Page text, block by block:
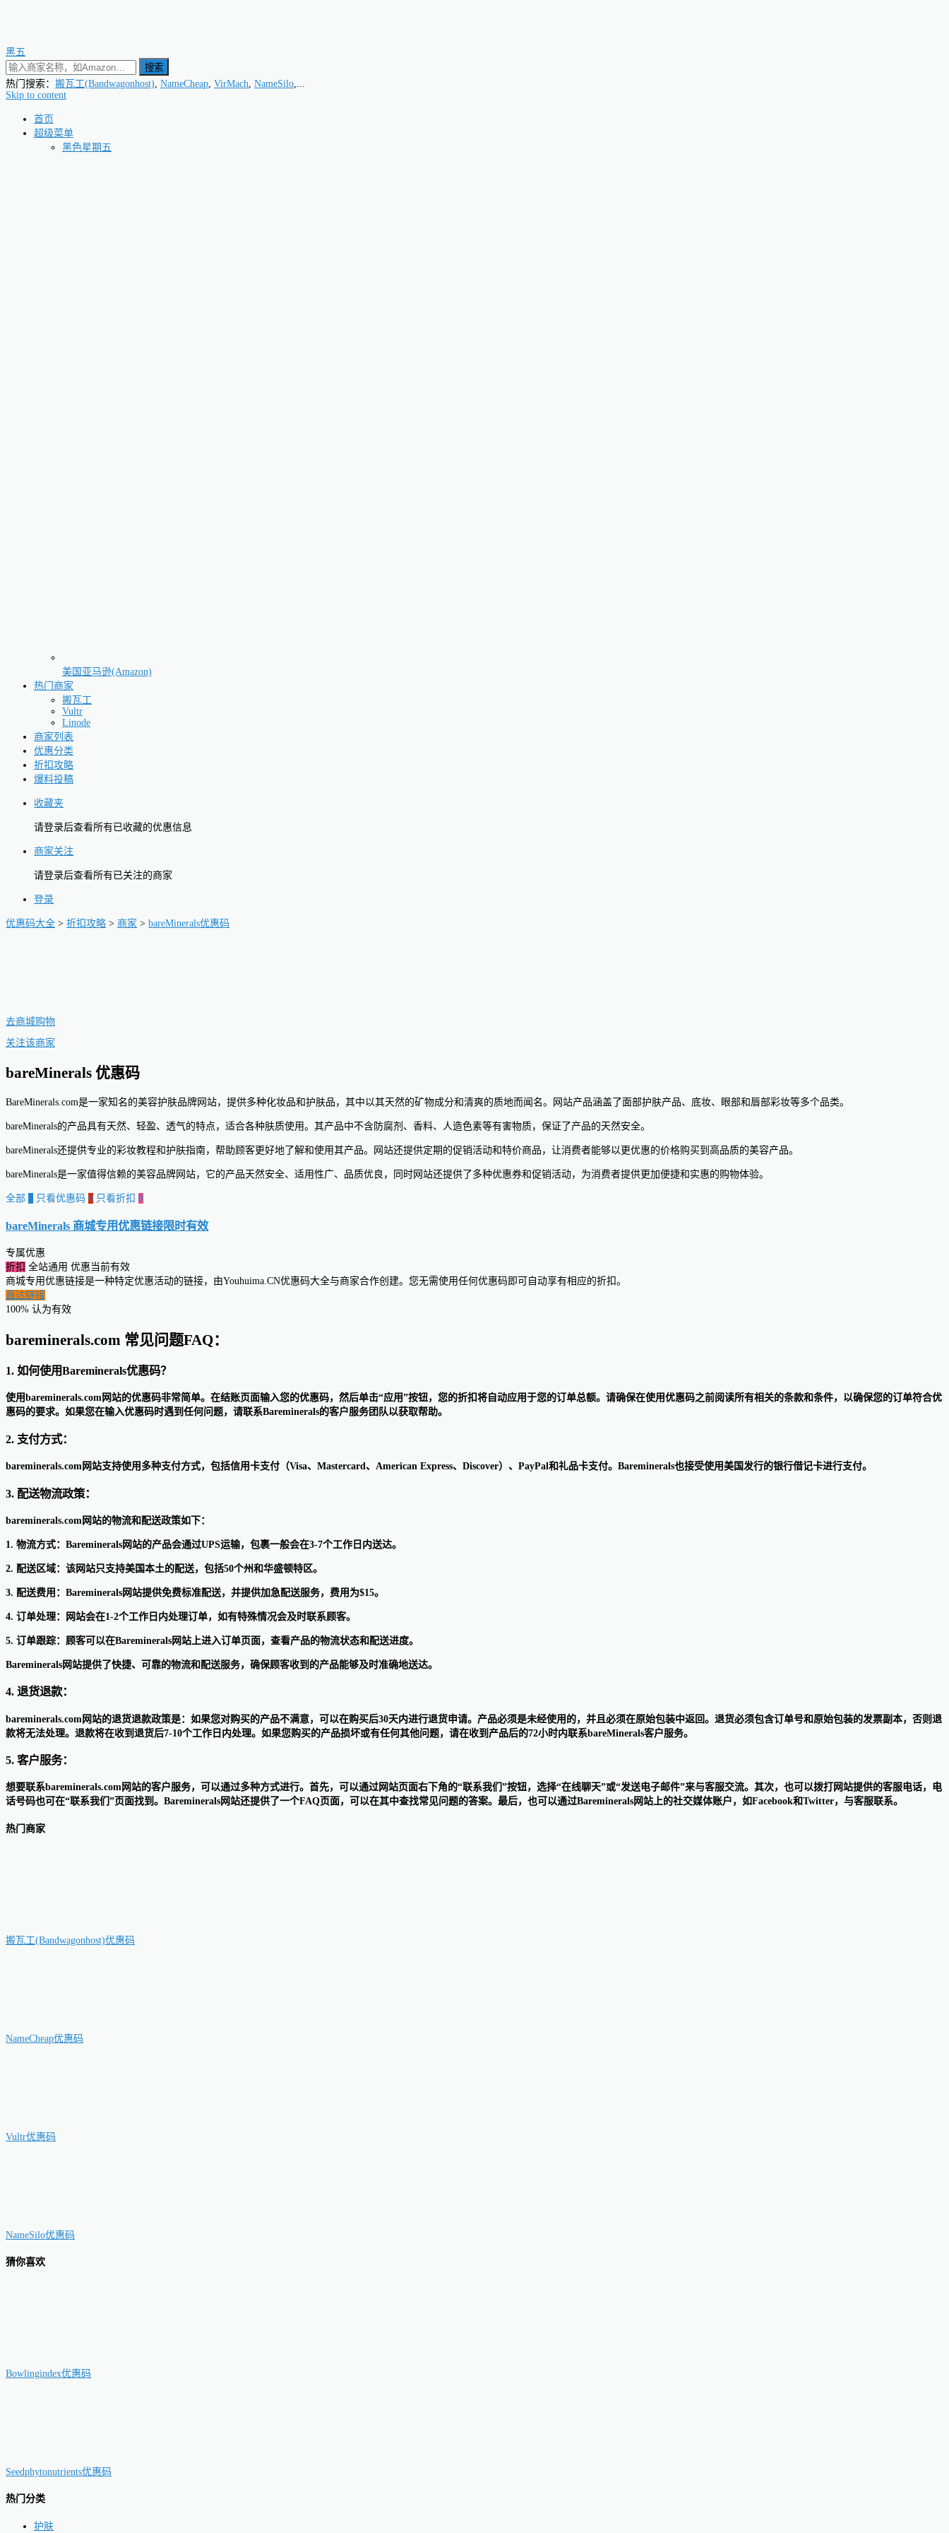
黑五
搜索
热门搜索： 搬瓦工(Bandwagonhost), NameCheap, VirMach, NameSilo,...
Skip to content
首页
超级菜单
黑色星期五
美国亚马逊(Amazon)
热门商家
搬瓦工
Vultr
Linode
商家列表
优惠分类
折扣攻略
爆料投稿
收藏夹
请登录后查看所有已收藏的优惠信息
商家关注
请登录后查看所有已关注的商家
登录
优惠码大全 > 折扣攻略 > 商家 > bareMinerals优惠码
去商城购物
关注该商家
bareMinerals 优惠码
BareMinerals.com是一家知名的美容护肤品牌网站，提供多种化妆品和护肤品，其中以其天然的矿物成分和清爽的质地而闻名。网站产品涵盖了面部护肤产品、底妆、眼部和唇部彩妆等多个品类。
bareMinerals的产品具有天然、轻盈、透气的特点，适合各种肤质使用。其产品中不含防腐剂、香料、人造色素等有害物质，保证了产品的天然安全。
bareMinerals还提供专业的彩妆教程和护肤指南，帮助顾客更好地了解和使用其产品。网站还提供定期的促销活动和特价商品，让消费者能够以更优惠的价格购买到高品质的美容产品。
bareMinerals是一家值得信赖的美容品牌网站，它的产品天然安全、适用性广、品质优良，同时网站还提供了多种优惠券和促销活动，为消费者提供更加便捷和实惠的购物体验。
全部 只看优惠码 0 只看折扣 0
bareMinerals 商城专用优惠链接限时有效
专属优惠
折扣 全站通用 优惠当前有效
商城专用优惠链接是一种特定优惠活动的链接，由Youhuima.CN优惠码大全与商家合作创建。您无需使用任何优惠码即可自动享有相应的折扣。
直达链接
100% 认为有效
bareminerals.com 常见问题FAQ：
1. 如何使用Bareminerals优惠码？
使用bareminerals.com网站的优惠码非常简单。在结账页面输入您的优惠码，然后单击“应用”按钮，您的折扣将自动应用于您的订单总额。请确保在使用优惠码之前阅读所有相关的条款和条件，以确保您的订单符合优
惠码的要求。如果您在输入优惠码时遇到任何问题，请联系Bareminerals的客户服务团队以获取帮助。
2. 支付方式：
bareminerals.com网站支持使用多种支付方式，包括信用卡支付（Visa、Mastercard、American Express、Discover）、PayPal和礼品卡支付。Bareminerals也接受使用美国发行的银行借记卡进行支付。
3. 配送物流政策：
bareminerals.com网站的物流和配送政策如下：
1. 物流方式：Bareminerals网站的产品会通过UPS运输，包裹一般会在3-7个工作日内送达。
2. 配送区域：该网站只支持美国本土的配送，包括50个州和华盛顿特区。
3. 配送费用：Bareminerals网站提供免费标准配送，并提供加急配送服务，费用为$15。
4. 订单处理：网站会在1-2个工作日内处理订单，如有特殊情况会及时联系顾客。
5. 订单跟踪：顾客可以在Bareminerals网站上进入订单页面，查看产品的物流状态和配送进度。
Bareminerals网站提供了快捷、可靠的物流和配送服务，确保顾客收到的产品能够及时准确地送达。
4. 退货退款：
bareminerals.com网站的退货退款政策是：如果您对购买的产品不满意，可以在购买后30天内进行退货申请。产品必须是未经使用的，并且必须在原始包装中返回。退货必须包含订单号和原始包装的发票副本，否则退
款将无法处理。退款将在收到退货后7-10个工作日内处理。如果您购买的产品损坏或有任何其他问题，请在收到产品后的72小时内联系bareMinerals客户服务。
5. 客户服务：
想要联系bareminerals.com网站的客户服务，可以通过多种方式进行。首先，可以通过网站页面右下角的“联系我们”按钮，选择“在线聊天”或“发送电子邮件”来与客服交流。其次，也可以拨打网站提供的客服电话，电
话号码也可在“联系我们”页面找到。Bareminerals网站还提供了一个FAQ页面，可以在其中查找常见问题的答案。最后，也可以通过Bareminerals网站上的社交媒体账户，如Facebook和Twitter，与客服联系。
热门商家
搬瓦工(Bandwagonhost)优惠码
NameCheap优惠码
Vultr优惠码
NameSilo优惠码
猜你喜欢
Bowlingindex优惠码
Seedphytonutrients优惠码
热门分类
护肤